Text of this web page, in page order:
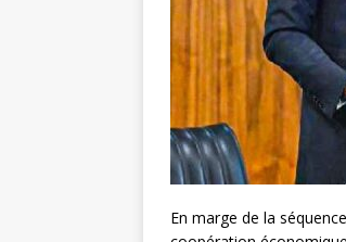
En marge de la